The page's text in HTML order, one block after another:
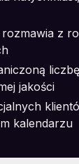
z
jakości
kalendarzu